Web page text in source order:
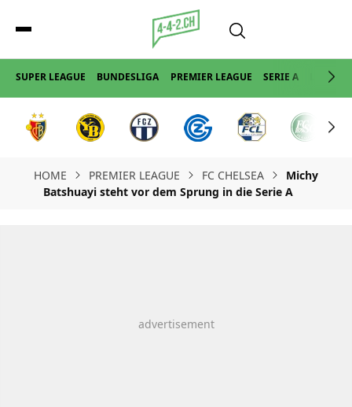
SUPER LEAGUE BUNDESLIGA PREMIER LEAGUE SERIE A LA LIGA
HOME PREMIER LEAGUE FC CHELSEA
Michy
Batshuayi steht vor dem Sprung in die Serie A